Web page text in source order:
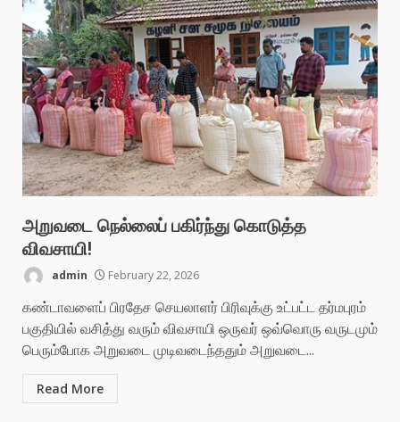
அறுவடை நெல்லைப் பகிர்ந்து கொடுத்த
விவசாயி!
admin February 22, 2026
கண்டாவளைப் பிரதேச செயலாளர் பிரிவுக்கு உட்பட்ட தர்மபுரம்
பகுதியில் வசித்து வரும் விவசாயி ஒருவர் ஒவ்வொரு வருடமும்
பெரும்போக அறுவடை முடிவடைந்ததும் அறுவடை...
Read More